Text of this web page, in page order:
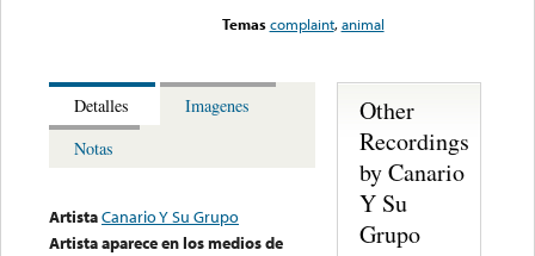
Temas complaint,animal
Detalles
Imagenes
Notas
ArtistaCanario Y Su Grupo
Artista aparece en los medios de
Other
Recordings
by Canario
Y Su
Grupo